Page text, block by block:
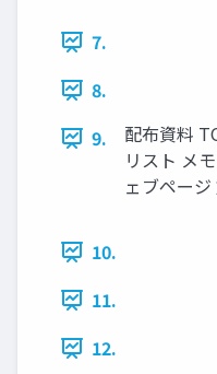
7.
8.
9.
配布資料
リスト メ
ェブペー
10.
11.
12.